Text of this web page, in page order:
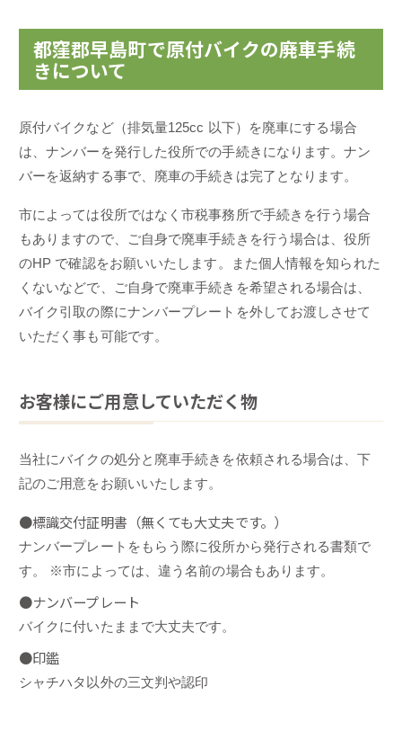
都窪郡早島町で原付バイクの廃車手続
きについて
原付バイクなど（排気量125cc 以下）を廃車にする場合
は、ナンバーを発行した役所での手続きになります。ナン
バーを返納する事で、廃車の手続きは完了となります。
市によっては役所ではなく市税事務所で手続きを行う場合
もありますので、ご自身で廃車手続きを行う場合は、役所
のHP で確認をお願いいたします。また個人情報を知られた
くないなどで、ご自身で廃車手続きを希望される場合は、
バイク引取の際にナンバープレートを外してお渡しさせて
いただく事も可能です。
お客様にご用意していただく物
当社にバイクの処分と廃車手続きを依頼される場合は、下
記のご用意をお願いいたします。
●標識交付証明書（無くても大丈夫です。）
ナンバープレートをもらう際に役所から発行される書類で
す。 ※市によっては、違う名前の場合もあります。
●ナンバープレート
バイクに付いたままで大丈夫です。
●印鑑
シャチハタ以外の三文判や認印